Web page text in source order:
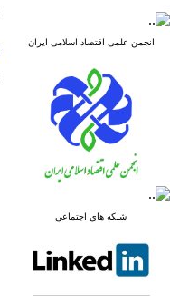
انجمن علمی اقتصاد اسلامی ایران
شبکه های اجتماعی